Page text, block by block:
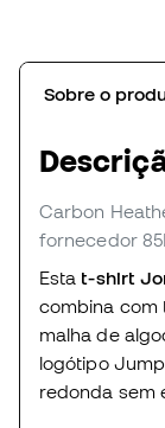
Sobre o
Carbon
fornecedor
Esta t-shirt
combina com
malha de
logótipo
redonda sem